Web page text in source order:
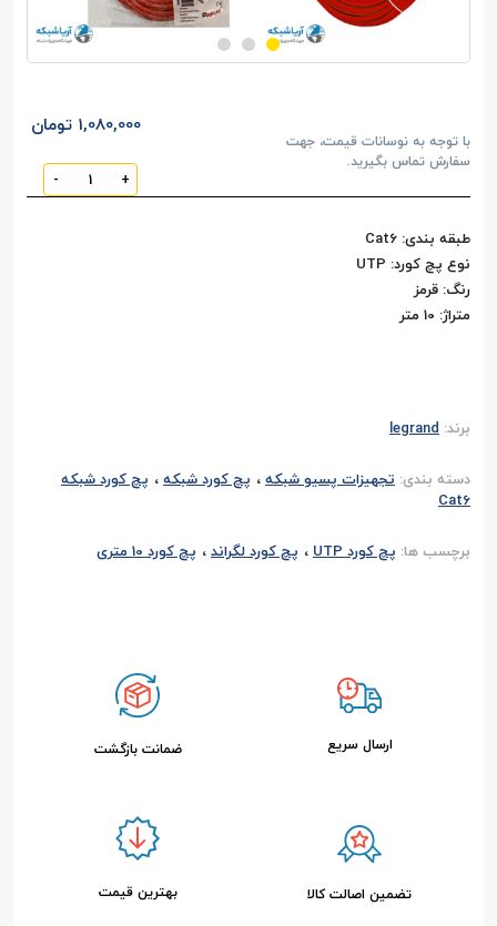
با توجه به نوسانات قیمت، جهت
سفارش تماس بگیرید.
1,080,000 تومان
+
-
طبقه بندی: Cat6
نوع پچ کورد: UTP
رنگ: قرمز
متراژ: 10 متر
برند: legrand
دسته بندی: تجهیزات پسیو شبکه، پچ کورد شبکه، پچ کورد شبکه
Cat6
برچسب ها: پچ کورد UTP ، پچ کورد لگراند، پچ کورد 10 متری
ارسال سریع ضمانت بازگشت
تضمین اصالت کالا بهترین قیمت